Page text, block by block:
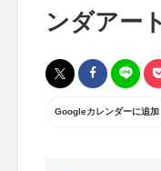
ンダアー
Googleカレンダーに追加